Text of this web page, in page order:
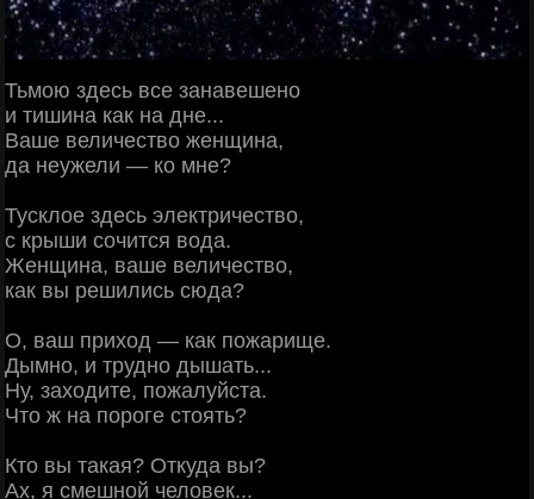
Тьмою здесь все занавешено
и тишина как на дне...
Ваше величество женщина,
да неужели — ко мне?
Тусклое здесь электричество,
с крыши сочится вода.
Женщина, ваше величество,
как вы решились сюда?
О, ваш приход — как пожарище.
Дымно, и трудно дышать...
Ну, заходите, пожалуйста.
Что ж на пороге стоять?
Кто вы такая? Откуда вы?
Ах, я смешной человек...